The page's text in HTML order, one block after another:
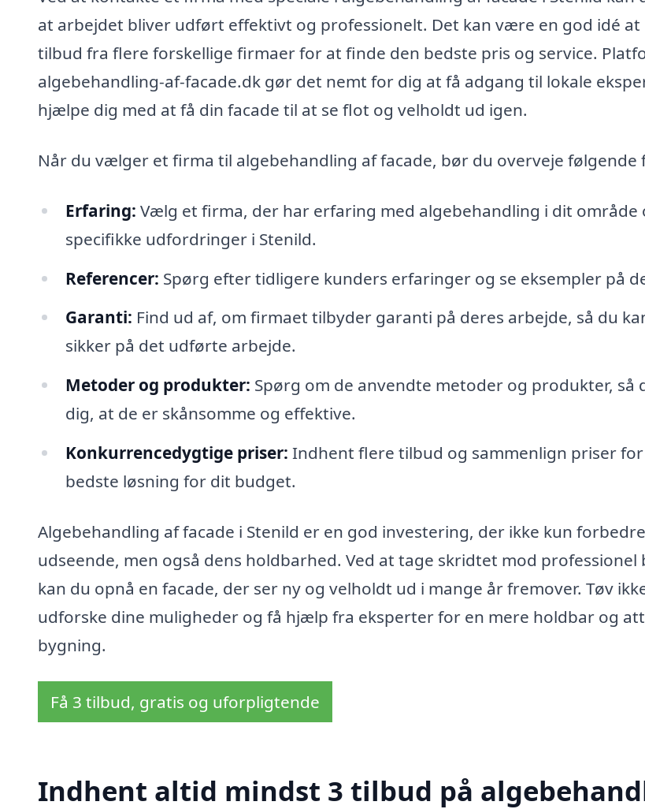
at arbejdet bliver udført effektivt og professionelt. Det kan være en god idé
tilbud fra flere forskellige firmaer for at finde den bedste pris og service.
algebehandling-af-facade.dk gør det nemt for dig at få adgang til lokale
hjælpe dig med at få din facade til at se flot og velholdt ud igen.
Når du vælger et firma til algebehandling af facade, bør du overveje følgende
Erfaring: Vælg et firma, der har erfaring med algebehandling i dit område
specifikke udfordringer i Stenild.
Referencer: Spørg efter tidligere kunders erfaringer og se eksempler på
Garanti: Find ud af, om firmaet tilbyder garanti på deres arbejde, så du
sikker på det udførte arbejde.
Metoder og produkter: Spørg om de anvendte metoder og produkter, så
dig, at de er skånsomme og effektive.
Konkurrencedygtige priser: Indhent flere tilbud og sammenlign priser
bedste løsning for dit budget.
Algebehandling af facade i Stenild er en god investering, der ikke kun
udseende, men også dens holdbarhed. Ved at tage skridtet mod professionel
kan du opnå en facade, der ser ny og velholdt ud i mange år fremover. Tøv
udforske dine muligheder og få hjælp fra eksperter for en mere holdbar og
bygning.
Få 3 tilbud, gratis og uforpligtende
Indhent altid mindst 3 tilbud på